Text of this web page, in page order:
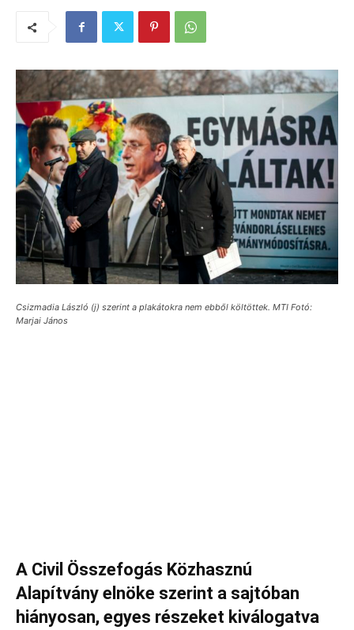
Csizmadia László (j) szerint a plakátokra nem ebből költöttek. MTI Fotó:
Marjai János
A Civil Összefogás Közhasznú
Alapítvány elnöke szerint a sajtóban
hiányosan, egyes részeket kiválogatva